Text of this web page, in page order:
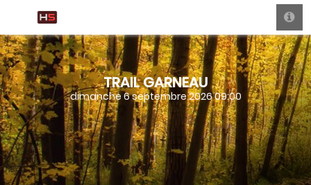
TRAIL GARNEAU
dimanche 6 septembre 2026 09:00